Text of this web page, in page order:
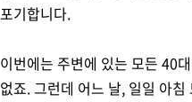
포기합니다.
이번에는 주변에 있는 모든 40
없죠. 그런데 어느 날, 일일 아